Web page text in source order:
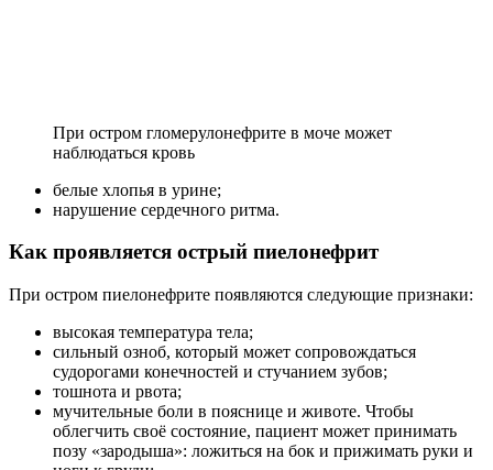
При остром гломерулонефрите в моче может
наблюдаться кровь
белые хлопья в урине;
нарушение сердечного ритма.
Как проявляется острый пиелонефрит
При остром пиелонефрите появляются следующие признаки:
высокая температура тела;
сильный озноб, который может сопровождаться
судорогами конечностей и стучанием зубов;
тошнота и рвота;
мучительные боли в пояснице и животе. Чтобы
облегчить своё состояние, пациент может принимать
позу «зародыша»: ложиться на бок и прижимать руки и